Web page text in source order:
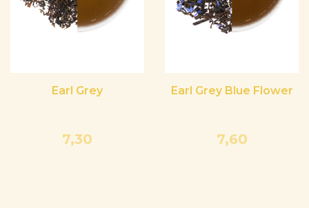
Earl Grey
7,30
Earl Grey Blue Flower
7,60